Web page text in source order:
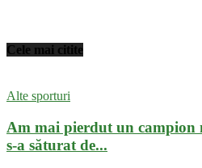
Cele mai citite
Alte sporturi
Am mai pierdut un
s-a săturat de...